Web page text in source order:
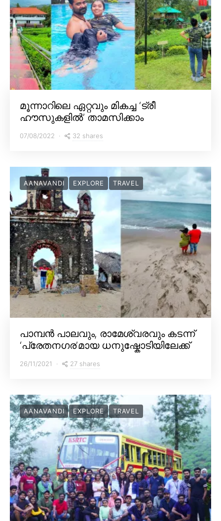
മൂന്നാറിലെ ഏറ്റവും മികച്ച ‘ട്രീ
ഹൗസുകളിൽ’ താമസിക്കാം
07/08/2022 32 shares
AANAVANDI EXPLORE TRAVEL
പാമ്പൻ പാലവും, രാമേശ്വരവും കടന്ന്
‘പ്രേതനഗര’മായ ധനുഷ്കോടിയിലേക്ക്
26/11/2021 27 shares
AANAVANDI EXPLORE TRAVEL